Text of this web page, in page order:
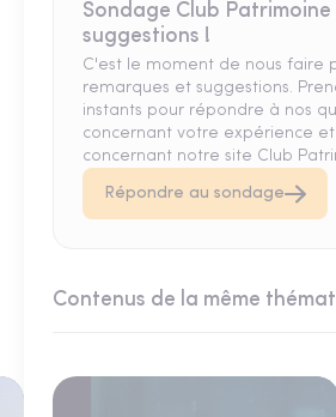
Sondage Club Patrimoine
suggestions !
C'est le moment de nous faire
remarques et suggestions.
instants pour répondre à nos
concernant votre expérience
concernant notre site Club
Répondre au sondage
Contenus de la même